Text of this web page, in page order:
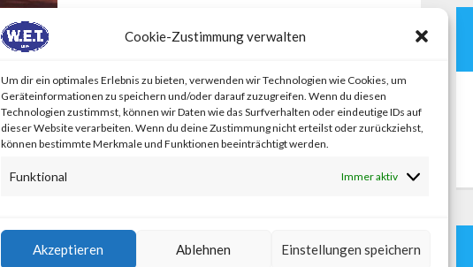
Cookie-Zustimmung verwalten
Um dir ein optimales Erlebnis zu bieten, verwenden wir Technologien wie Cookies, um
Geräteinformationen zu speichern und/oder darauf zuzugreifen. Wenn du diesen
Technologien zustimmst, können wir Daten wie das Surfverhalten oder eindeutige IDs auf
dieser Website verarbeiten. Wenn du deine Zustimmung nicht erteilst oder zurückziehst,
können bestimmte Merkmale und Funktionen beeinträchtigt werden.
Funktional Immer aktiv
Akzeptieren Ablehnen Einstellungen speichern